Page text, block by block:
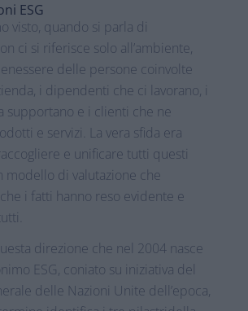
ESG
visto, quando si parla di
ci si riferisce solo all’ambiente,
delle persone coinvolte
i dipendenti che ci lavorano, i
supportano e i clienti che ne
e servizi. La vera sfida era
e unificare tutti questi
modello di valutazione che
i fatti hanno reso evidente e
direzione che nel 2004 nasce
ESG, coniato su iniziativa del
delle Nazioni Unite dell’epoca,